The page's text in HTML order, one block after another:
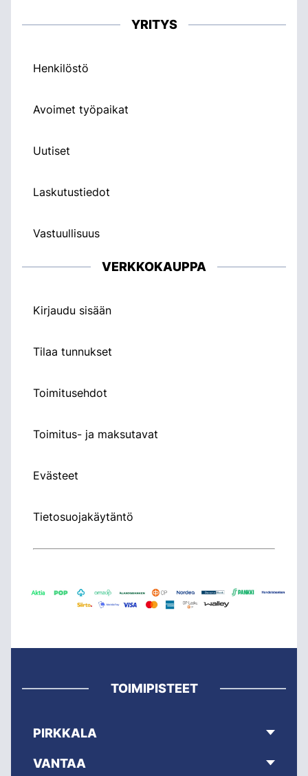
YRITYS
Henkilöstö
Avoimet työpaikat
Uutiset
Laskutustiedot
Vastuullisuus
VERKKOKAUPPA
Kirjaudu sisään
Tilaa tunnukset
Toimitusehdot
Toimitus- ja maksutavat
Evästeet
Tietosuojakäytäntö
TOIMIPISTEET
PIRKKALA
VANTAA